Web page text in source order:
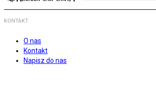
KONTAKT
O nas
Kontakt
Napisz do nas